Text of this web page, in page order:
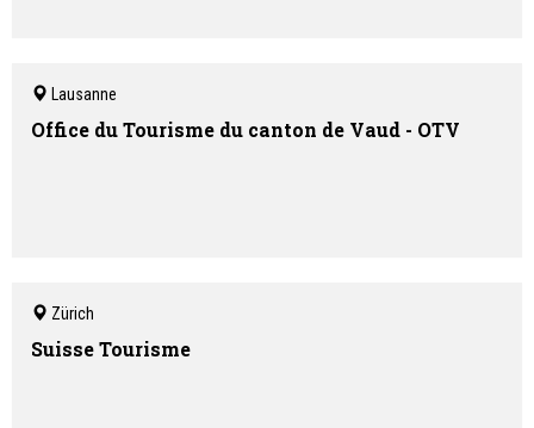
Lausanne
Office du Tourisme du canton de Vaud - OTV
Zürich
Suisse Tourisme